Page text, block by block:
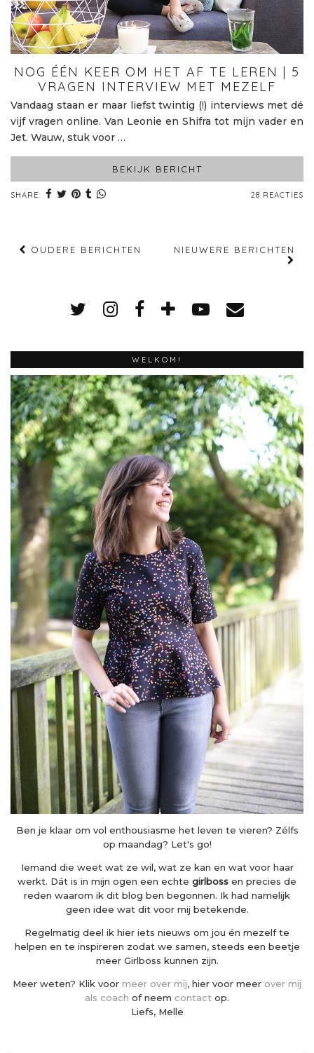
NOG ÉÉN KEER OM HET AF TE LEREN | 5
VRAGEN INTERVIEW MET MEZELF
Vandaag staan er maar liefst twintig (!) interviews met dé
vijf vragen online. Van Leonie en Shifra tot mijn vader en
Jet. Wauw, stuk voor …
BEKIJK BERICHT
SHARE: 28 REACTIES
OUDERE BERICHTEN NIEUWERE BERICHTEN
WELKOM!
Ben je klaar om vol enthousiasme het leven te vieren? Zélfs
op maandag? Let's go!
Iemand die weet wat ze wil, wat ze kan en wat voor haar
werkt. Dát is in mijn ogen een echte girlboss en precies de
reden waarom ik dit blog ben begonnen. Ik had namelijk
geen idee wat dit voor mij betekende.
Regelmatig deel ik hier iets nieuws om jou én mezelf te
helpen en te inspireren zodat we samen, steeds een beetje
meer Girlboss kunnen zijn.
Meer weten? Klik voor meer over mij, hier voor meer over mij
als coach of neem contact op.
Liefs, Melle